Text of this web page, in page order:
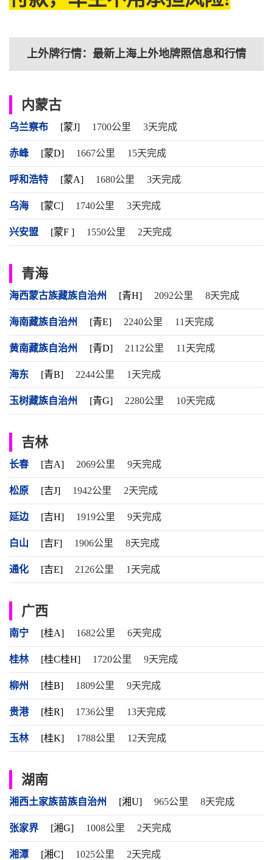
上外牌行情：最新上海上外地牌照信息和行情
内蒙古
乌兰察布 [蒙J] 1700公里 3天完成
赤峰 [蒙D] 1667公里 15天完成
呼和浩特 [蒙A] 1680公里 3天完成
乌海 [蒙C] 1740公里 3天完成
兴安盟 [蒙F ] 1550公里 2天完成
青海
海西蒙古族藏族自治州 [青H] 2092公里 8天完成
海南藏族自治州 [青E] 2240公里 11天完成
黄南藏族自治州 [青D] 2112公里 11天完成
海东 [青B] 2244公里 1天完成
玉树藏族自治州 [青G] 2280公里 10天完成
吉林
长春 [吉A] 2069公里 9天完成
松原 [吉J] 1942公里 2天完成
延边 [吉H] 1919公里 9天完成
白山 [吉F] 1906公里 8天完成
通化 [吉E] 2126公里 1天完成
广西
南宁 [桂A] 1682公里 6天完成
桂林 [桂C桂H] 1720公里 9天完成
柳州 [桂B] 1809公里 9天完成
贵港 [桂R] 1736公里 13天完成
玉林 [桂K] 1788公里 12天完成
湖南
湘西土家族苗族自治州 [湘U] 965公里 8天完成
张家界 [湘G] 1008公里 2天完成
湘潭 [湘C] 1025公里 2天完成